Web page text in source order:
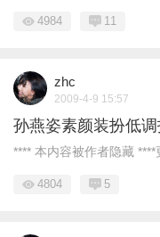
4984 11
zhc
2009-4-9 15:57
孙燕姿素颜装扮低
**** 本内容被作者隐藏
4804 5